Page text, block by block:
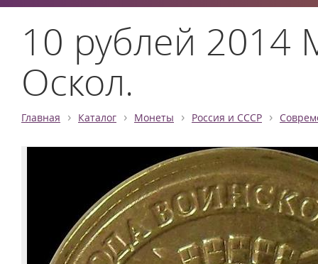
10 рублей
Оскол.
Главная › Каталог › Монеты › Россия и СССР ›